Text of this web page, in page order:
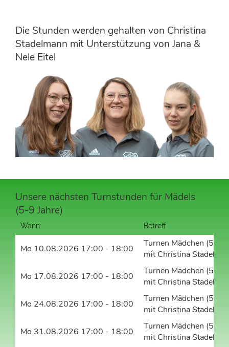
Die Stunden werden gehalten von Christina
Stadelmann mit Unterstützung von Jana &
Nele Eitel
Unsere nächsten Turnstunden für Mädels
(5-9 Jahre)
Wann Betreff
Mo 10.08.2026 17:00 - 18:00
Turnen Mädchen (5-9
mit Christina
Mo 17.08.2026 17:00 - 18:00
Turnen Mädchen (5-9
mit Christina
Mo 24.08.2026 17:00 - 18:00
Turnen Mädchen (5-9
mit Christina
Mo 31.08.2026 17:00 - 18:00
Turnen Mädchen (5-9
mit Christina